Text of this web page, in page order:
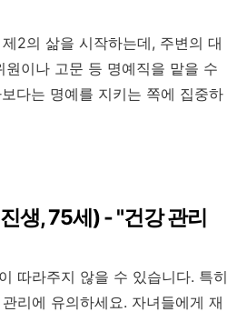
2의 삶을 시작하는데, 주변의 대
원이나 고문 등 명예직을 맡을 수
다는 명예를 지키는 쪽에 집중하
생, 75세) - "건강 관리
따라주지 않을 수 있습니다. 특히
리에 유의하세요. 자녀들에게 재